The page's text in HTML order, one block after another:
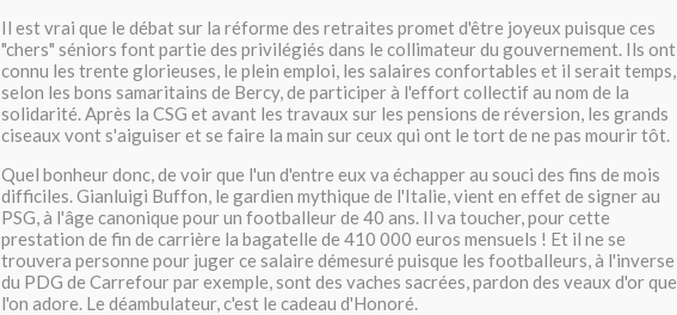
Il est vrai que le débat sur la réforme des retraites promet d'être joyeux puisque ces
"chers" séniors font partie des privilégiés dans le collimateur du gouvernement. Ils ont
connu les trente glorieuses, le plein emploi, les salaires confortables et il serait temps,
selon les bons samaritains de Bercy, de participer à l'effort collectif au nom de la
solidarité. Après la CSG et avant les travaux sur les pensions de réversion, les grands
ciseaux vont s'aiguiser et se faire la main sur ceux qui ont le tort de ne pas mourir tôt.
Quel bonheur donc, de voir que l'un d'entre eux va échapper au souci des fins de mois
difficiles. Gianluigi Buffon, le gardien mythique de l'Italie, vient en effet de signer au
PSG, à l'âge canonique pour un footballeur de 40 ans. Il va toucher, pour cette
prestation de fin de carrière la bagatelle de 410 000 euros mensuels ! Et il ne se
trouvera personne pour juger ce salaire démesuré puisque les footballeurs, à l'inverse
du PDG de Carrefour par exemple, sont des vaches sacrées, pardon des veaux d'or que
l'on adore. Le déambulateur, c'est le cadeau d'Honoré.